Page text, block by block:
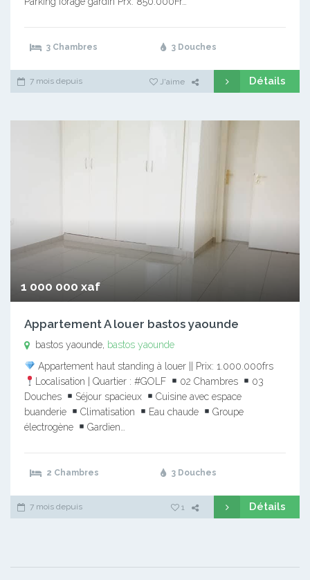
3 Chambres 3 Douches
7 mois depuis J'aime Détails
1 000 000 xaf
Appartement A louer bastos yaounde
bastos yaounde, bastos yaounde
Appartement haut standing à louer || Prix: 1.000.000frs
Localisation | Quartier : #GOLF
02 Chambres
03
Douches
Séjour spacieux
Cuisine avec espace
buanderie
Climatisation Eau chaude
Groupe
électrogène
Gardien…
2 Chambres 3 Douches
7 mois depuis 1 Détails